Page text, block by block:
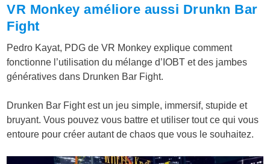
VR Monkey améliore aussi Drunkn Bar
Fight
Pedro Kayat, PDG de VR Monkey explique comment
fonctionne l’utilisation du mélange d’IOBT et des jambes
génératives dans Drunken Bar Fight.
Drunken Bar Fight est un jeu simple, immersif, stupide et
bruyant. Vous pouvez vous battre et utiliser tout ce qui vous
entoure pour créer autant de chaos que vous le souhaitez.